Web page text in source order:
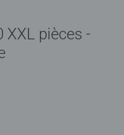
XXL pièces -